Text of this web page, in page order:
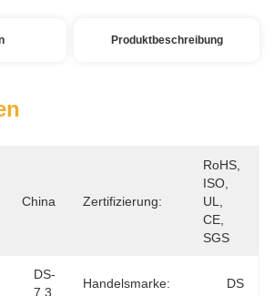
Produktbeschreibung
China Zertifizierung:
RoHS,
ISO,
UL,
CE,
SGS
DS-
7.3
Handelsmarke: DS